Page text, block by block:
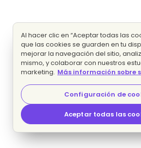
Al hacer clic en “Aceptar todas las
que las cookies se guarden en tu
mejorar la navegación del sitio,
mismo, y colaborar con nuestros
marketing. Más información sobre
Configuración de
Aceptar todas las